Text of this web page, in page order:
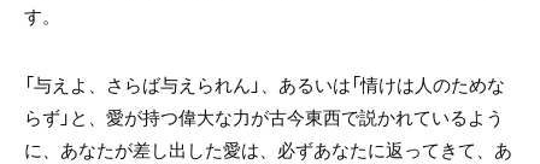
す。
「与えよ、さらば与えられん」、あるいは「情けは人のためな
らず」と、愛が持つ偉大な力が古今東西で説かれているよう
に、あなたが差し出した愛は、必ずあなたに返ってきて、あ